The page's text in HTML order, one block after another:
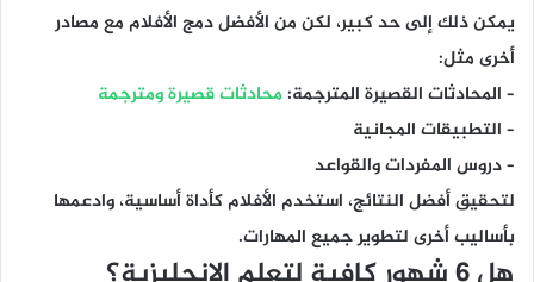
يمكن ذلك إلى حد كبير، لكن من الأفضل دمج الأفلام مع مصادر
أخرى مثل:
– المحادثات القصيرة المترجمة:محادثات قصيرة ومترجمة
– التطبيقات المجانية
– دروس المفردات والقواعد
لتحقيق أفضل النتائج، استخدم الأفلام كأداة أساسية، وادعمها
بأساليب أخرى لتطوير جميع المهارات.